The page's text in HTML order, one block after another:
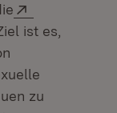
Fenster)
ist es,
zu